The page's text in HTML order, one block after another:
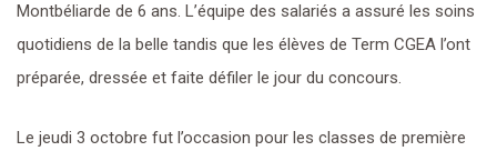
Montbéliarde de 6 ans. L’équipe des salariés a assuré les soins
quotidiens de la belle tandis que les élèves de Term CGEA l’ont
préparée, dressée et faite défiler le jour du concours.
Le jeudi 3 octobre fut l’occasion pour les classes de première